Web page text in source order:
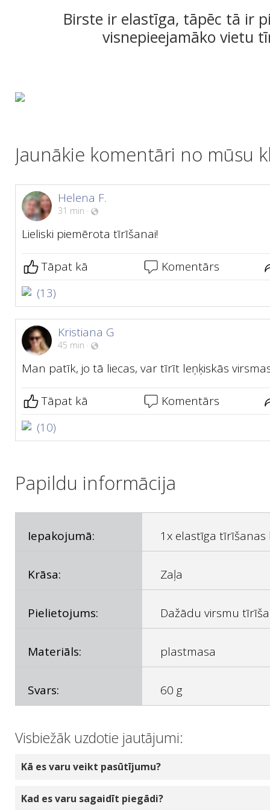
Birste ir elastīga, tāpēc tā ir
visnepieejamāko vietu
Jaunākie komentāri no mūsu
Helena F.
31 min ·
Lieliski piemērota tīrīšanai!
Tāpat kā Komentārs
(13)
Kristiana G
45 min ·
Man patīk, jo tā liecas, var tīrīt leņķiskās
Tāpat kā Komentārs
(10)
Papildu informācija
Iepakojumā: 1x elastīga tīrīšanas
Krāsa: Zaļa
Pielietojums: Dažādu virsmu
Materiāls: plastmasa
Svars: 60 g
Visbiežāk uzdotie jautājumi:
Kā es varu veikt pasūtījumu?
Izvēlieties produktu daudzumu, ko vēlaties
tiks pievienota jūsu tiešsaistes grozam. Jūs
Kad es varu sagaidīt piegādi?